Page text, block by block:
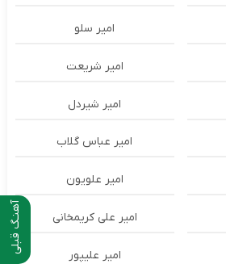
آهنـگ قبلی
امیر سلو
امیر شریعت
امیر شیردل
امیر عباس گلاب
امیر علویون
امیر علی کریمخانی
امیر علیپور